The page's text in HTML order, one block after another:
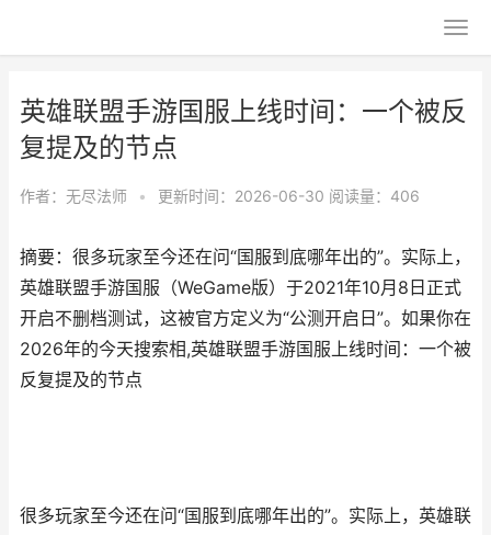
英雄联盟手游国服上线时间：一个被反
复提及的节点
作者： 无尽法师 • 更新时间：2026-06-30 阅读量：406
摘要：很多玩家至今还在问“国服到底哪年出的”。实际上，
英雄联盟手游国服（WeGame版）于2021年10月8日正式
开启不删档测试，这被官方定义为“公测开启日”。如果你在
2026年的今天搜索相,英雄联盟手游国服上线时间：一个被
反复提及的节点
很多玩家至今还在问“国服到底哪年出的”。实际上，英雄联